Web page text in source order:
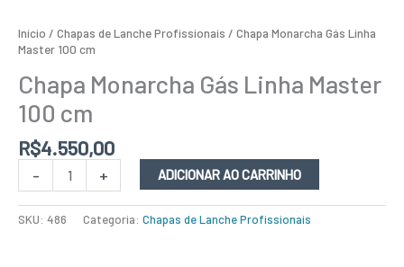
Início / Chapas de Lanche Profissionais / Chapa Monarcha Gás Linha
Master 100 cm
Chapa Monarcha Gás Linha Master
100 cm
R$4.550,00
- + ADICIONAR AO CARRINHO
SKU: 486 Categoria: Chapas de Lanche Profissionais